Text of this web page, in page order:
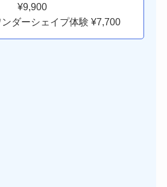
¥9,900
ンダーシェイプ体験 ¥7,700